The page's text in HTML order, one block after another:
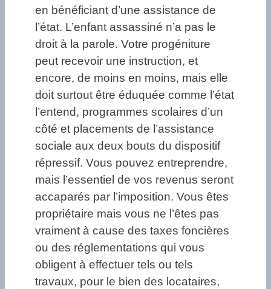
en bénéficiant d’une assistance de
l’état. L’enfant assassiné n’a pas le
droit à la parole. Votre progéniture
peut recevoir une instruction, et
encore, de moins en moins, mais elle
doit surtout être éduquée comme l’état
l’entend, programmes scolaires d’un
côté et placements de l’assistance
sociale aux deux bouts du dispositif
répressif. Vous pouvez entreprendre,
mais l’essentiel de vos revenus seront
accaparés par l’imposition. Vous êtes
propriétaire mais vous ne l’êtes pas
vraiment à cause des taxes foncières
ou des réglementations qui vous
obligent à effectuer tels ou tels
travaux, pour le bien des locataires,